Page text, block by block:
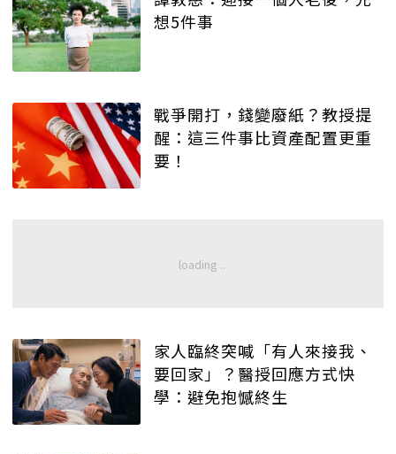
想5件事
戰爭開打，錢變廢紙？教授提
醒：這三件事比資產配置更重
要！
家人臨終突喊「有人來接我、
要回家」？醫授回應方式快
學：避免抱憾終生